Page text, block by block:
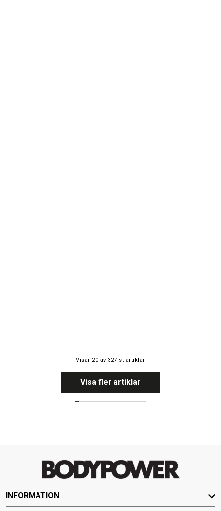
Visar 20 av 327 st artiklar
Visa fler artiklar
INFORMATION